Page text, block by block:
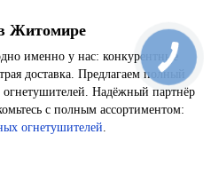
Житомире
именно у нас: конкурентные
доставка. Предлагаем полный
Надёжный партнёр
с полным ассортиментом:
огнетушителей